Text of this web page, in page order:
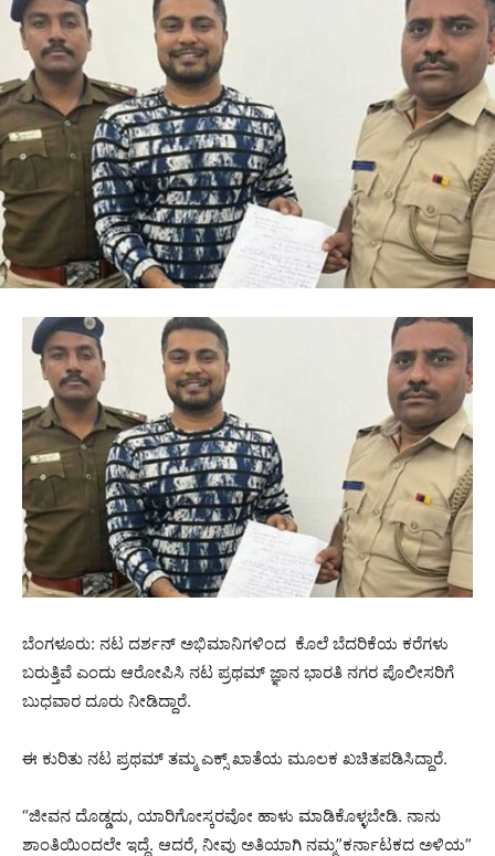
ಬೆಂಗಳೂರು: ನಟ ದರ್ಶನ್ ಅಭಿಮಾನಿಗಳಿಂದ ಕೊಲೆ ಬೆದರಿಕೆಯ ಕರೆಗಳು
ಬರುತ್ತಿವೆ ಎಂದು ಆರೋಪಿಸಿ ನಟ ಪ್ರಥಮ್ ಜ್ಞಾನ ಭಾರತಿ ನಗರ ಪೊಲೀಸರಿಗೆ
ಬುಧವಾರ ದೂರು ನೀಡಿದ್ದಾರೆ.
ಈ ಕುರಿತು ನಟ ಪ್ರಥಮ್ ತಮ್ಮ ಎಕ್ಸ್ ಖಾತೆಯ ಮೂಲಕ ಖಚಿತಪಡಿಸಿದ್ದಾರೆ.
“ಜೀವನ ದೊಡ್ಡದು, ಯಾರಿಗೋಸ್ಕರವೋ ಹಾಳು ಮಾಡಿಕೊಳ್ಳಬೇಡಿ. ನಾನು
ಶಾಂತಿಯಿಂದಲೇ ಇದ್ದೆ. ಆದರೆ, ನೀವು ಅತಿಯಾಗಿ ನಮ್ಮ”ಕರ್ನಾಟಕದ ಅಳಿಯ”